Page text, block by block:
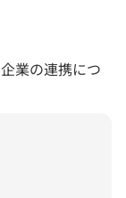
業の連携につ